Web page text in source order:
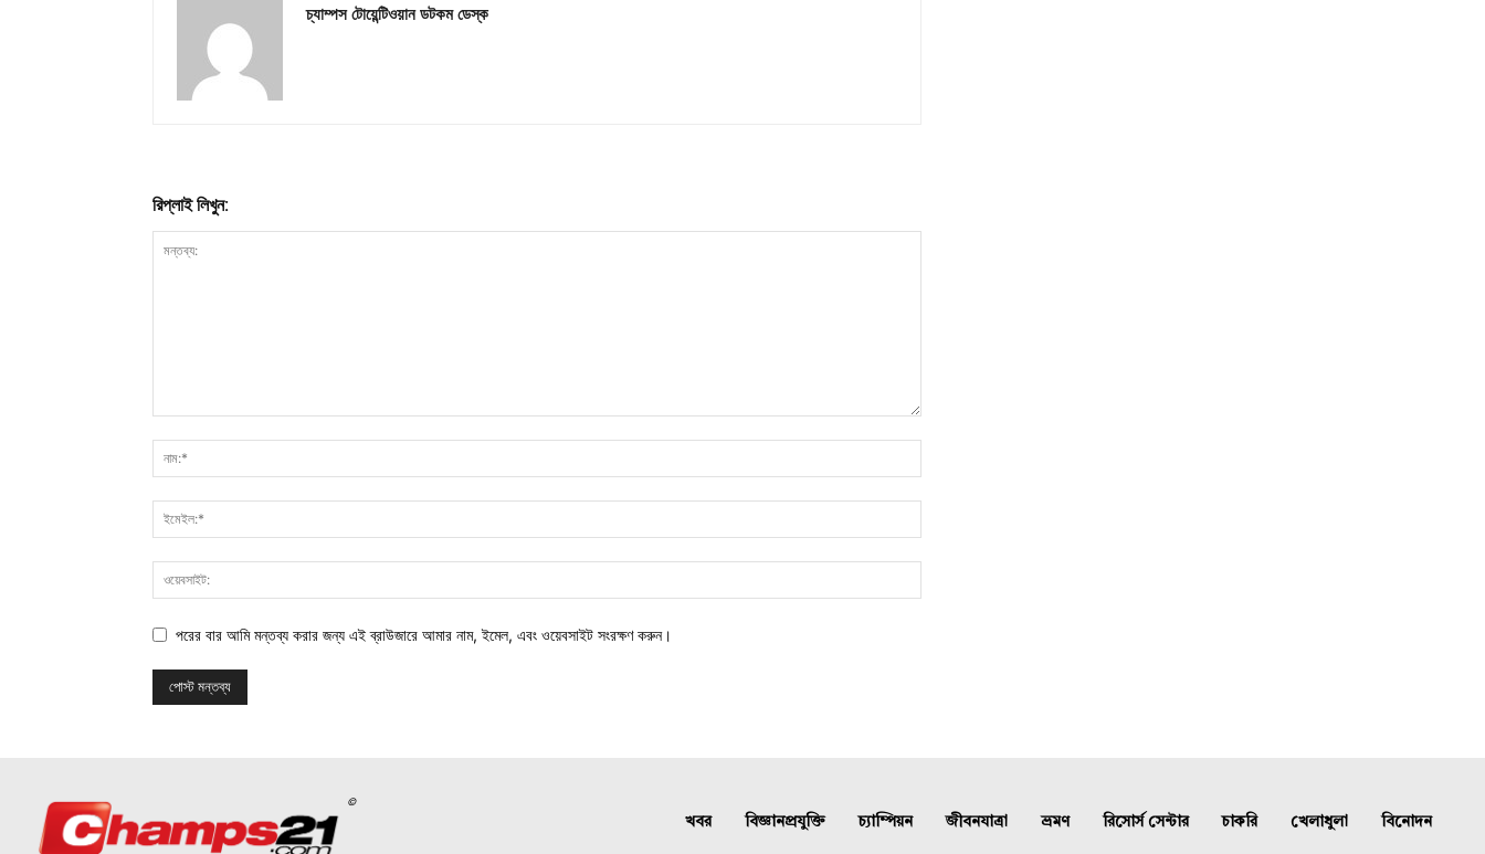
চ্যাম্পস টোয়েন্টিওয়ান ডটকম ডেস্ক
রিপ্লাই লিখুন:
পরের বার আমি মন্তব্য করার জন্য এই ব্রাউজারে আমার নাম, ইমেল, এবং ওয়েবসাইট সংরক্ষণ করুন।
©
খবর বিজ্ঞানপ্রযুক্তি চ্যাম্পিয়ন জীবনযাত্রা ভ্রমণ রিসোর্স সেন্টার চাকরি খেলাধুলা বিনোদন